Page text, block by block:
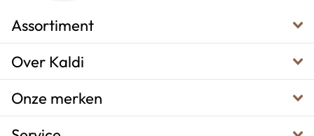
Assortiment
Over Kaldi
Onze merken